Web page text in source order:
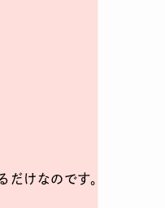
だけなのです。